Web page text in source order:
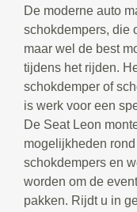
De moderne auto
schokdempers, die
maar wel de best
tijdens het rijden.
schokdemper of
is werk voor een
De Seat Leon
mogelijkheden
schokdempers en
worden om de
pakken. Rijdt u in